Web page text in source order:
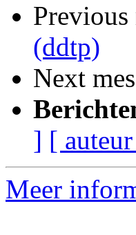
(ddtp)
Next
] [
Meer